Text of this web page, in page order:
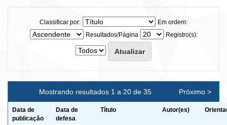
Classificar por:
Em ordem:
Resultados/Página
Registro(s):
Mostrando resultados 1 a 20 de 35 Próximo >
Data de
publicação
Data de
defesa
Título Autor(es)